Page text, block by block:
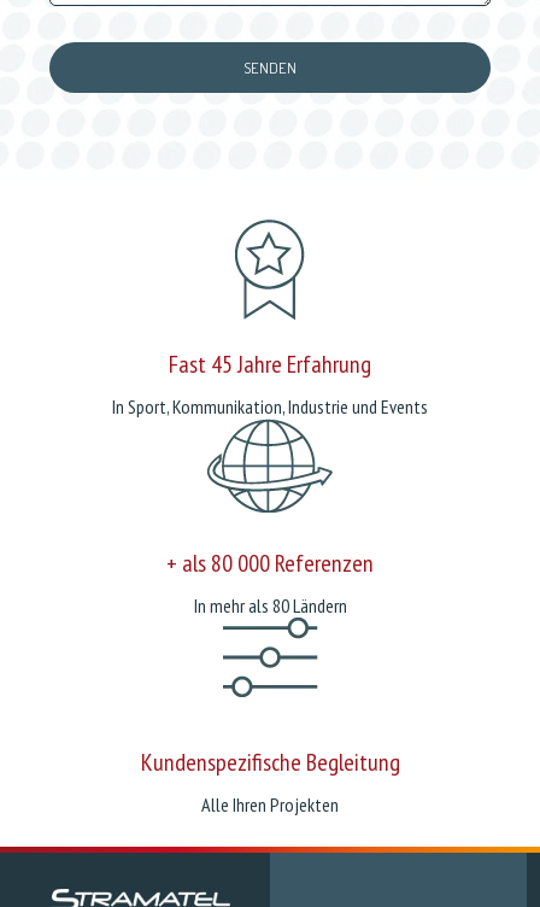
Fast 45 Jahre Erfahrung
In Sport, Kommunikation, Industrie und Events
+ als 80 000 Referenzen
In mehr als 80 Ländern
Kundenspezifische Begleitung
Alle Ihren Projekten